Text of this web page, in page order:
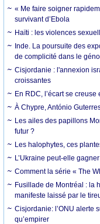
« Me faire soigner
survivant d’Ebola
Haïti : les violences
Inde. La poursuite des
de complicité dans le
Cisjordanie : l'annexion
croissantes
En RDC, l’écart se creuse
À Chypre, António
Les ailes des papillons
futur ?
Les halophytes, ces
L’Ukraine peut-elle
Comment la série « The
Fusillade de Montréal : la
manifeste laissé par le
Cisjordanie: l’ONU alerte
qu’empirer